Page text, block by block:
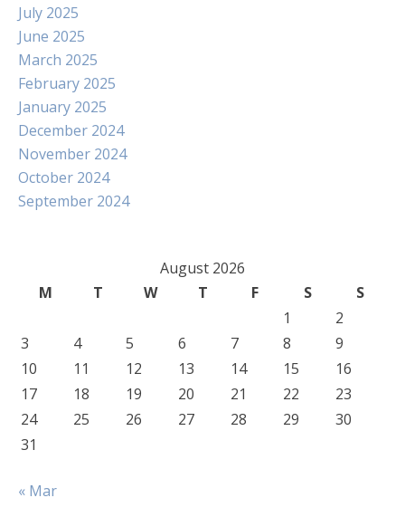
July 2025
June 2025
March 2025
February 2025
January 2025
December 2024
November 2024
October 2024
September 2024
August 2026
M
T W T F S
S
1
2
3
4 5 6 7 8
9
10
11 12 13 14 15
16
17
18 19 20 21 22
23
24
25 26 27 28 29
30
31
« Mar